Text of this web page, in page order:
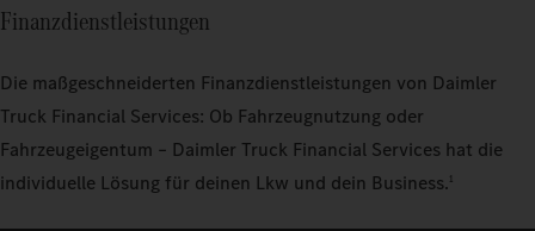
Finanzdienstleistungen
Die maßgeschneiderten Finanzdienstleistungen von Daimler
Truck Financial Services: Ob Fahrzeugnutzung oder
Fahrzeugeigentum – Daimler Truck Financial Services hat die
individuelle Lösung für deinen Lkw und dein Business.1